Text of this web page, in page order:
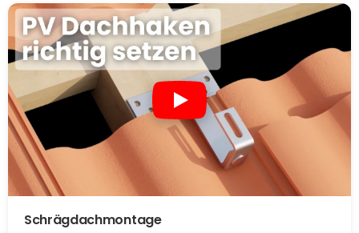
Schrägdachmontage